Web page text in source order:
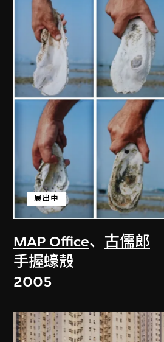
MAP Office、 古儒郎
展出中
手握蠔殼
2005